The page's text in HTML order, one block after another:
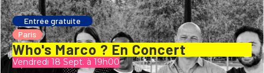
Entrée gratuite
Paris
Who's Marco ? En Concert
Vendredi 18 Sept. à 19h00